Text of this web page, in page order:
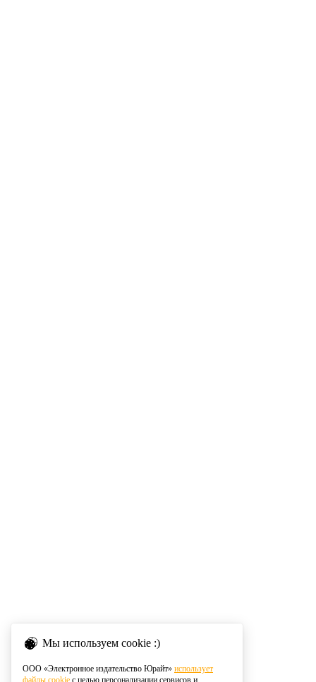
Мы используем cookie :)
ООО «Электронное издательство Юрайт» использует
файлы cookie с целью персонализации сервисов и